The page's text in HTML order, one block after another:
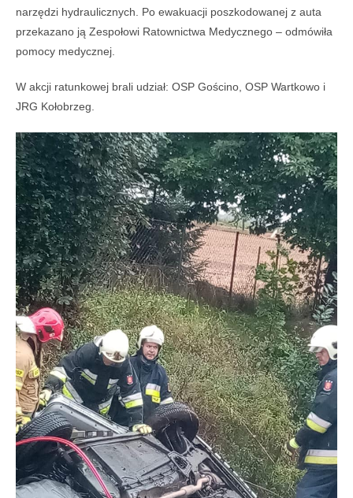
narzędzi hydraulicznych. Po ewakuacji poszkodowanej z auta
przekazano ją Zespołowi Ratownictwa Medycznego – odmówiła
pomocy medycznej.
W akcji ratunkowej brali udział: OSP Gościno, OSP Wartkowo i
JRG Kołobrzeg.